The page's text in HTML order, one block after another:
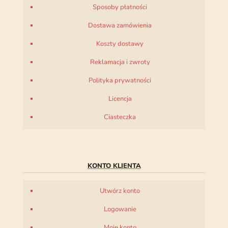
Sposoby płatności
Dostawa zamówienia
Koszty dostawy
Reklamacja i zwroty
Polityka prywatności
Licencja
Ciasteczka
KONTO KLIENTA
Utwórz konto
Logowanie